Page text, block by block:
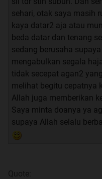
bagi saya di dalam
1. Lazimkan Baca Surat
sekali duduk atau pisah-
2. Melazimkan Sholawat
Sholawat Nariyah
Setiap selesai membaca
guru saya membaca doa
Alloohumma inna nas
Bi kholqika Yaa Allooh
sehari, otak saya masih
kaya datar2 aja atau
beda datar dan tenang
sedang berusaha
mengabulkan segala
tidak secepat agan2
melihat begitu cepatnya
Allah juga memberikan
Saya minta doanya ya
supaya Allah selalu
Quote: